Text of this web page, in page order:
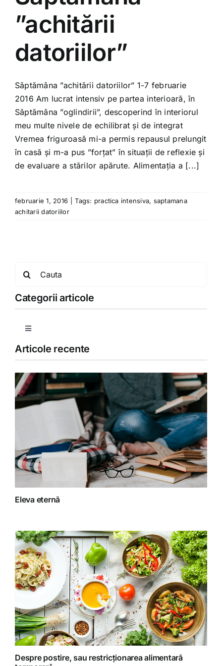
Shop
Tratamente naturale
”achitării
datoriilor”
Săptămâna ”achitării datoriilor” 1-7 februarie
2016 Am lucrat intensiv pe partea interioară, în
Săptămâna ”oglindirii”, descoperind în interiorul
meu multe nivele de echilibrat și de integrat
Vremea friguroasă mi-a permis repausul prelungit
în casă și m-a pus ”forțat” în situații de reflexie și
de evaluare a stărilor apărute. Alimentația a [...]
februarie 1, 2016 Tags: practica intensiva, saptamana
achitarii datoriilor
Categorii articole
Toggle
Copii
Detoxifiere
Fără categorie
Homeopatie
Retete fructariene
Retete preparate
Retete Raw (nepreparate termic)
Articole recente
Eleva eternă
Despre postire, sau restricționarea alimentară